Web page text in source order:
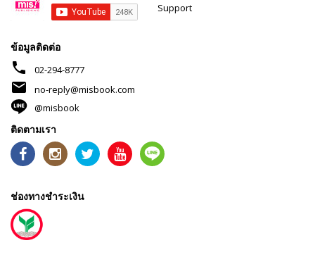
Support
ข้อมูลติดต่อ
phone 02-294-8777
mail
no-reply@misbook.com
@misbook
ติดตามเรา
ช่องทางชำระเงิน